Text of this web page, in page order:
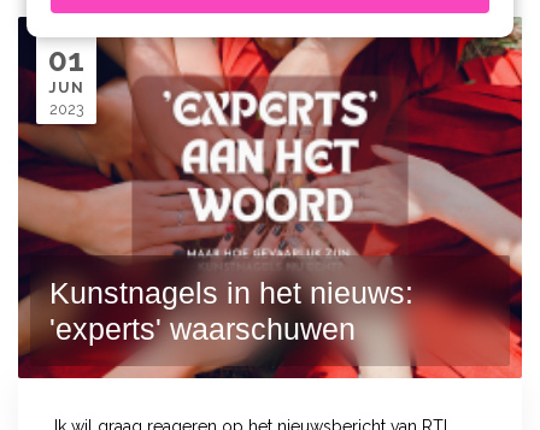
01
JUN
2023
Kunstnagels in het nieuws:
'experts' waarschuwen
in